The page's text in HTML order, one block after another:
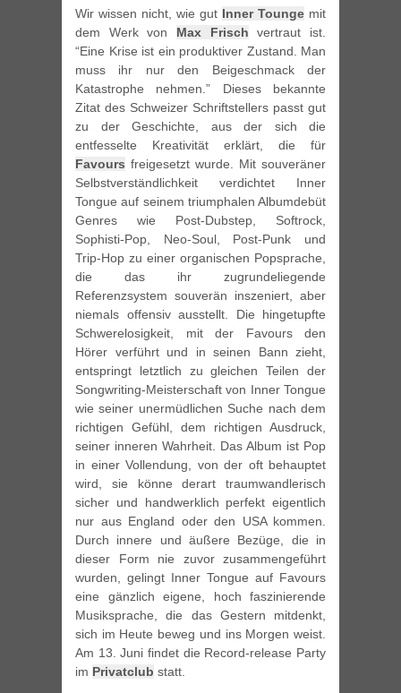
Wir wissen nicht, wie gut Inner Tounge mit
dem Werk von Max Frisch vertraut ist.
“Eine Krise ist ein produktiver Zustand. Man
muss ihr nur den Beigeschmack der
Katastrophe nehmen.” Dieses bekannte
Zitat des Schweizer Schriftstellers passt gut
zu der Geschichte, aus der sich die
entfesselte Kreativität erklärt, die für
Favours freigesetzt wurde. Mit souveräner
Selbstverständlichkeit verdichtet Inner
Tongue auf seinem triumphalen Albumdebüt
Genres wie Post-Dubstep, Softrock,
Sophisti-Pop, Neo-Soul, Post-Punk und
Trip-Hop zu einer organischen Popsprache,
die das ihr zugrundeliegende
Referenzsystem souverän inszeniert, aber
niemals offensiv ausstellt. Die hingetupfte
Schwerelosigkeit, mit der Favours den
Hörer verführt und in seinen Bann zieht,
entspringt letztlich zu gleichen Teilen der
Songwriting-Meisterschaft von Inner Tongue
wie seiner unermüdlichen Suche nach dem
richtigen Gefühl, dem richtigen Ausdruck,
seiner inneren Wahrheit. Das Album ist Pop
in einer Vollendung, von der oft behauptet
wird, sie könne derart traumwandlerisch
sicher und handwerklich perfekt eigentlich
nur aus England oder den USA kommen.
Durch innere und äußere Bezüge, die in
dieser Form nie zuvor zusammengeführt
wurden, gelingt Inner Tongue auf Favours
eine gänzlich eigene, hoch faszinierende
Musiksprache, die das Gestern mitdenkt,
sich im Heute beweg und ins Morgen weist.
Am 13. Juni findet die Record-release Party
im Privatclub statt.